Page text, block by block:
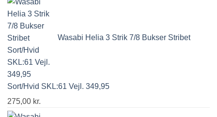
Wasabi Helia 3 Strik 7/8 Bukser Stribet
Sort/Hvid SKL:61 Vejl. 349,95
275,00 kr.